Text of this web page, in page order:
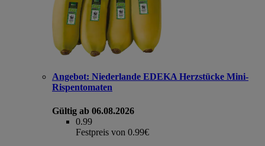
Angebot: Niederlande EDEKA Herzstücke Mini-
Rispentomaten
Gültig ab 06.08.2026
0.99
Festpreis von 0.99€